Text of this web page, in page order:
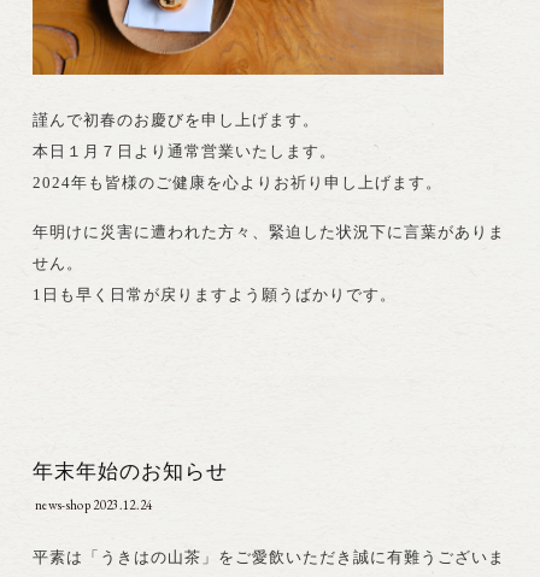
謹んで初春のお慶びを申し上げます。
本日１月７日より通常営業いたします。
2024年も皆様のご健康を心よりお祈り申し上げます。
年明けに災害に遭われた方々、緊迫した状況下に言葉がありま
せん。
1日も早く日常が戻りますよう願うばかりです。
年末年始のお知らせ
news-shop 2023.12.24
平素は「うきはの山茶」をご愛飲いただき誠に有難うございま